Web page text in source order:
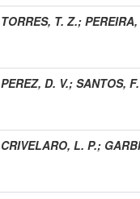
TORRES, T. Z.;
PEREZ, D. V.; SANTOS,
CRIVELARO, L. P.;